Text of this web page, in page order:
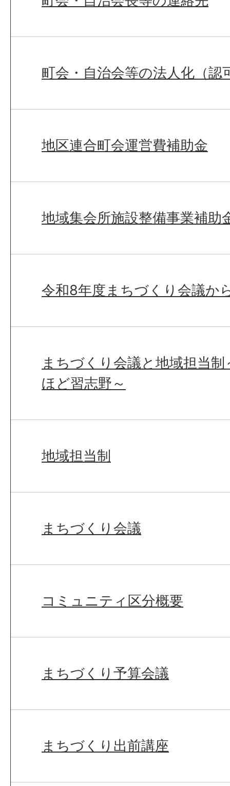
町会・自治会等の法人化（認
地区連合町会運営費補助金
地域集会所施設整備事業補助
令和8年度まちづくり会議か
まちづくり会議と地域担当
ほど習志野～
地域担当制
まちづくり会議
コミュニティ区分概要
まちづくり予算会議
まちづくり出前講座